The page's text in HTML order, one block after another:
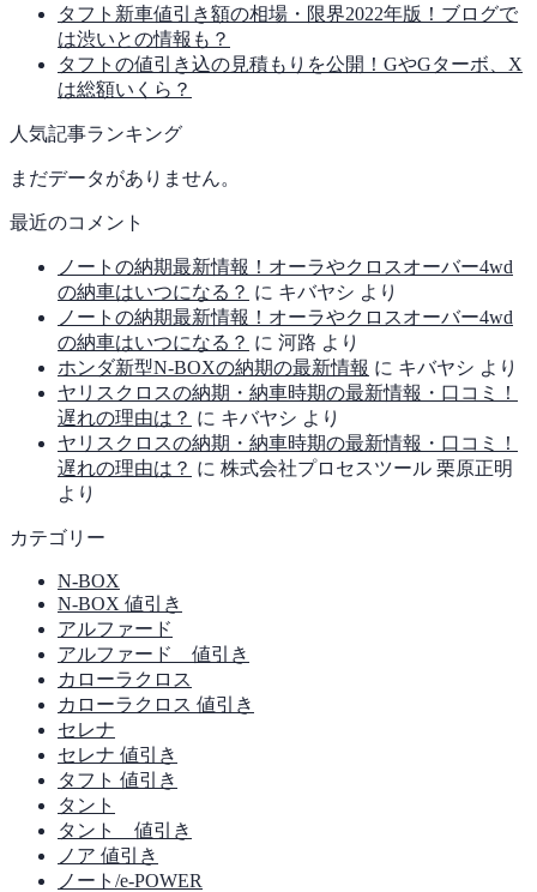
タフト新車値引き額の相場・限界2022年版！ブログで
は渋いとの情報も？
タフトの値引き込の見積もりを公開！GやGターボ、X
は総額いくら？
人気記事ランキング
まだデータがありません。
最近のコメント
ノートの納期最新情報！オーラやクロスオーバー4wd
の納車はいつになる？ に キバヤシ より
ノートの納期最新情報！オーラやクロスオーバー4wd
の納車はいつになる？ に 河路 より
ホンダ新型N-BOXの納期の最新情報 に キバヤシ より
ヤリスクロスの納期・納車時期の最新情報・口コミ！
遅れの理由は？ に キバヤシ より
ヤリスクロスの納期・納車時期の最新情報・口コミ！
遅れの理由は？ に 株式会社プロセスツール 栗原正明
より
カテゴリー
N-BOX
N-BOX 値引き
アルファード
アルファード 値引き
カローラクロス
カローラクロス 値引き
セレナ
セレナ 値引き
タフト 値引き
タント
タント 値引き
ノア 値引き
ノート/e-POWER